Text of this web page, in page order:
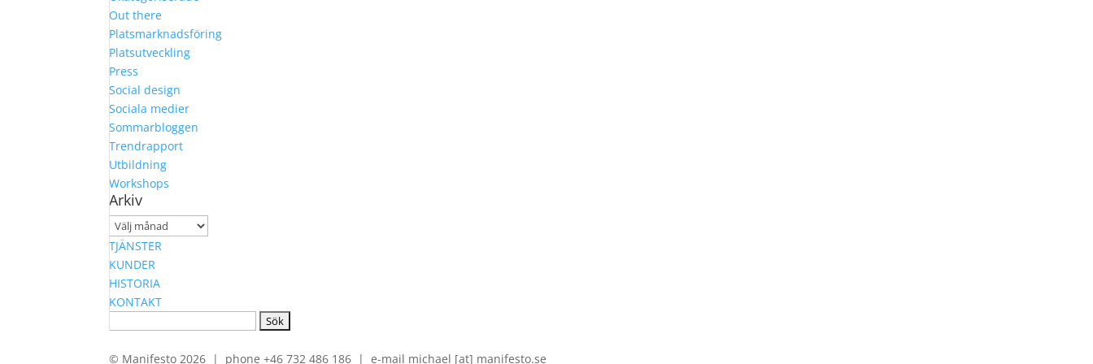
Out there
Platsmarknadsföring
Platsutveckling
Press
Social design
Sociala medier
Sommarbloggen
Trendrapport
Utbildning
Workshops
Arkiv
Arkiv
TJÄNSTER
KUNDER
HISTORIA
KONTAKT
© Manifesto 2026 | phone +46 732 486 186 | e-mail michael [at] manifesto.se